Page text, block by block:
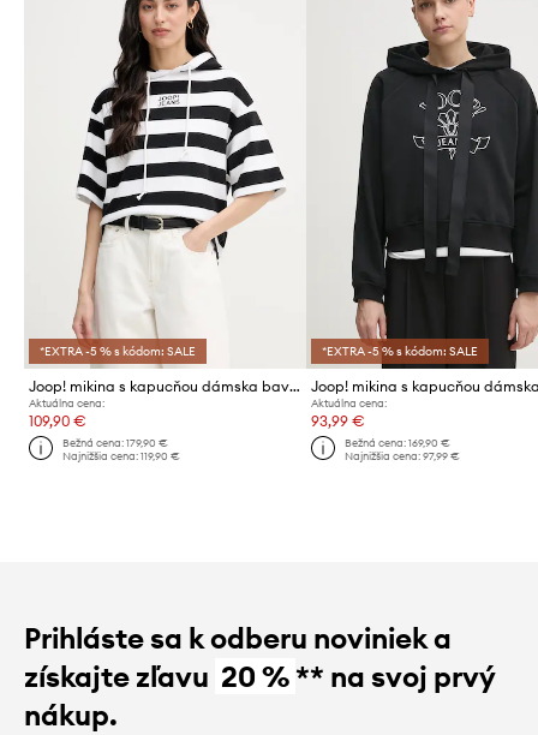
*EXTRA -5 % s kódom: SALE
Joop! mikina s kapucňou dámska bavlnená
Aktuálna cena:
109,90 €
Bežná cena:179,90 €
Najnižšia cena:119,90 €
*EXTRA -5 % s kódom: SALE
Aktuálna cena:
93,99 €
Bežná cena: 169,90 €
Najnižšia cena: 97,99 €
Prihláste sa k odberu noviniek a
získajte zľavu 20 %** na svoj prvý
nákup.